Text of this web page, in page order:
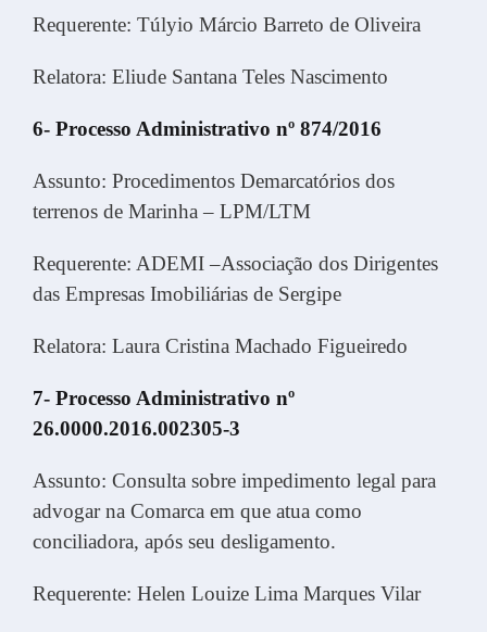
Requerente: Túlyio Márcio Barreto de Oliveira
Relatora: Eliude Santana Teles Nascimento
6- Processo Administrativo nº 874/2016
Assunto: Procedimentos Demarcatórios dos
terrenos de Marinha – LPM/LTM
Requerente: ADEMI –Associação dos Dirigentes
das Empresas Imobiliárias de Sergipe
Relatora: Laura Cristina Machado Figueiredo
7- Processo Administrativo nº
26.0000.2016.002305-3
Assunto: Consulta sobre impedimento legal para
advogar na Comarca em que atua como
conciliadora, após seu desligamento.
Requerente: Helen Louize Lima Marques Vilar